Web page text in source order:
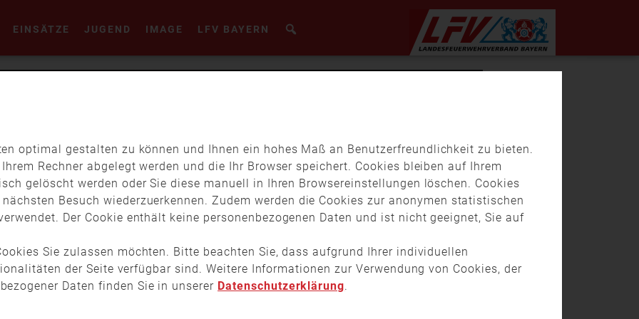
EINSÄTZE JUGEND IMAGE LFV BAYERN
optimal gestalten zu können und Ihnen ein hohes Maß an Benutzerfreundlichkeit zu bieten.
Rechner abgelegt werden und die Ihr Browser speichert. Cookies bleiben auf Ihrem
gelöscht werden oder Sie diese manuell in Ihren Browsereinstellungen löschen. Cookies
Besuch wiederzuerkennen. Zudem werden die Cookies zur anonymen statistischen
Der Cookie enthält keine personenbezogenen Daten und ist nicht geeignet, Sie auf
Sie zulassen möchten. Bitte beachten Sie, dass aufgrund Ihrer individuellen
der Seite verfügbar sind. Weitere Informationen zur Verwendung von Cookies, der
Daten finden Sie in unserer Datenschutzerklärung.